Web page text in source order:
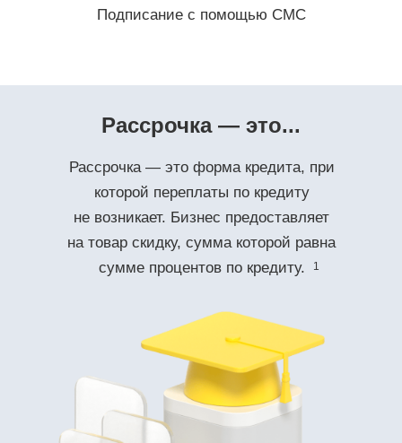
Подписание с помощью СМС
Рассрочка — это...
Рассрочка — это форма кредита, при
которой переплаты по кредиту
не возникает. Бизнес предоставляет
на товар скидку, сумма которой равна
сумме процентов по кредиту.
1